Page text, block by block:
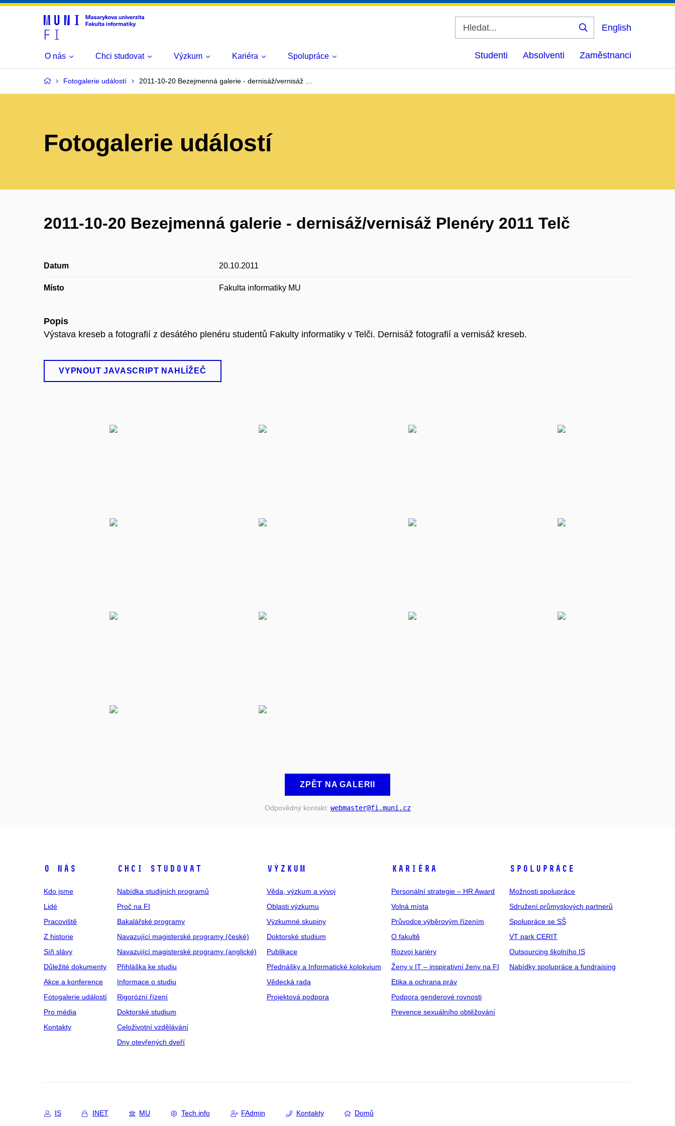
Vyhledat
English
O nás Chci studovat Výzkum Kariéra Spolupráce Studenti Absolventi Zaměstnanci
Fotogalerie událostí 2011-10-20 Bezejmenná galerie - dernisáž/vernisáž …
Fotogalerie událostí
2011-10-20 Bezejmenná galerie - dernisáž/vernisáž Plenéry 2011 Telč
Datum 20.10.2011
Místo Fakulta informatiky MU
Popis
Výstava kreseb a fotografií z desátého plenéru studentů Fakulty informatiky v Telči. Dernisáž fotografií a vernisáž kreseb.
VYPNOUT JAVASCRIPT NAHLÍŽEČ
ZPĚT NA GALERII
Odpovědný kontakt: webmaster@fi .muni .cz
O NÁS
Kdo jsme
Lidé
Pracoviště
Z historie
Síň slávy
Důležité dokumenty
Akce a konference
Fotogalerie událostí
Pro média
Kontakty
CHCI STUDOVAT
Nabídka studijních programů
Proč na FI
Bakalářské programy
Navazující magisterské programy (české)
Navazující magisterské programy (anglické)
Přihláška ke studiu
Informace o studiu
Rigorózní řízení
Doktorské studium
Celoživotní vzdělávání
Dny otevřených dveří
VÝZKUM
Věda, výzkum a vývoj
Oblasti výzkumu
Výzkumné skupiny
Doktorské studium
Publikace
Přednášky a Informatické kolokvium
Vědecká rada
Projektová podpora
KARIÉRA
Personální strategie – HR Award
Volná místa
Průvodce výběrovým řízením
O fakultě
Rozvoj kariéry
Ženy v IT – inspirativní ženy na FI
Etika a ochrana práv
Podpora genderové rovnosti
Prevence sexuálního obtěžování
SPOLUPRÁCE
Možnosti spolupráce
Sdružení průmyslových partnerů
Spolupráce se SŠ
VT park CERIT
Outsourcing školního IS
Nabídky spolupráce a fundraising
IS INET MU Tech info FAdmin Kontakty Domů